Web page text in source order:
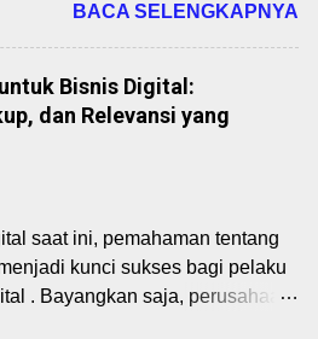
perdagangan ini
ekspor (penjualan ke luar
impor (pembelian dari luar
perdagangan internasional
Spesialisasi dan Efisiensi
Inovasi: Barang modal,
dan inovasi mudah menyebar
negara. Peningkatan PDB dan
Nasional: Ekspo...
Model Canvas (BMC), yang
oleh Alexander Osterwalder
(2010), adalah alat
membantu wirausahawan
elemen-elemen inti bisnis
mata kuliah Perencanaan Bisnis
9 blok BMC dan
mengaplikasikannya pada
di Indonesia pada tahun 2025.
BACA SELENGKAPNYA
Bisnis Digital:
dan Relevansi yang
saat ini, pemahaman tentang
kunci sukses bagi pelaku
. Bayangkan saja, perusahaan